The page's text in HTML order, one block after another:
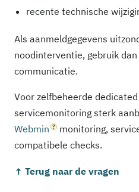
recente technische
Als aanmeldgegevens
noodinterventie, gebruik
communicatie.
Voor zelfbeheerde
servicemonitoring sterk
Webmin
monitoring,
compatibele checks.
↑ Terug naar de vragen